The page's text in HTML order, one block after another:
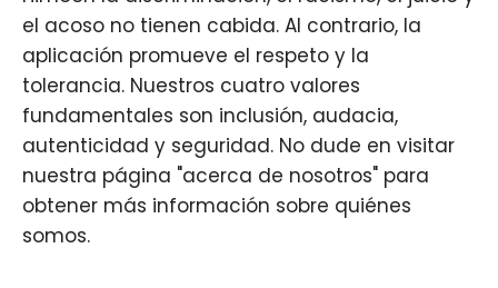
el acoso no tienen cabida. Al contrario, la
aplicación promueve el respeto y la
tolerancia. Nuestros cuatro valores
fundamentales son inclusión, audacia,
autenticidad y seguridad. No dude en visitar
nuestra página "acerca de nosotros" para
obtener más información sobre quiénes
somos.